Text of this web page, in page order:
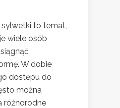
to temat,
wiele osób
W dobie
dostępu do
można
różnorodne